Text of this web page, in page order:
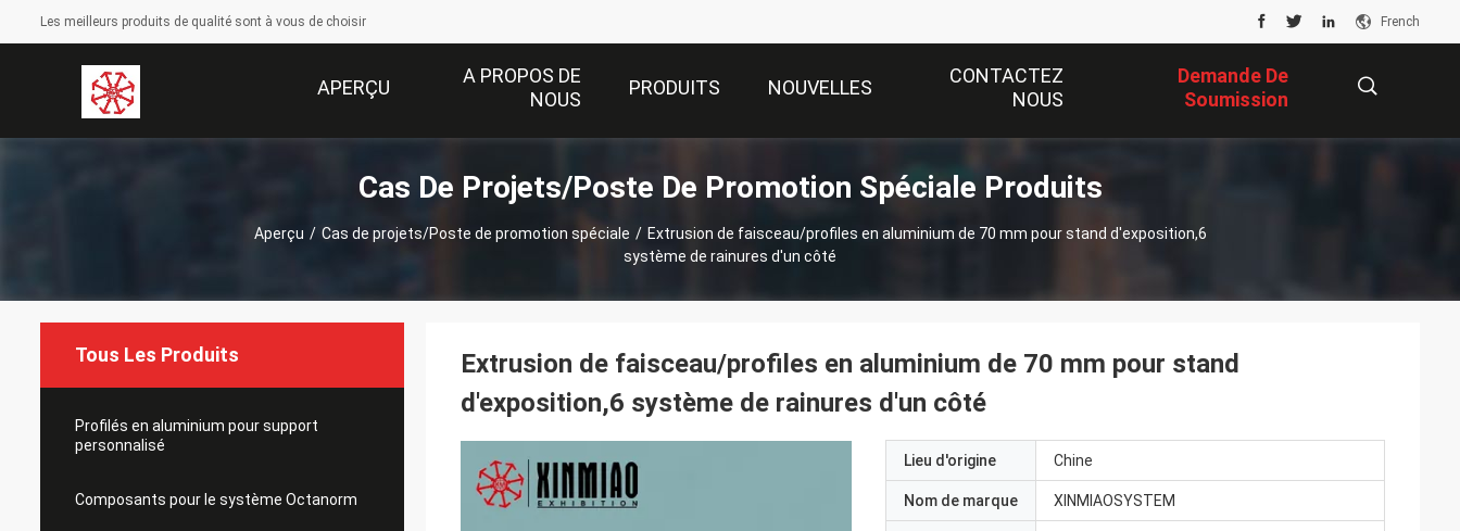
Les meilleurs produits de qualité sont à vous de choisir French
APERÇU
A PROPOS DE
NOUS
PRODUITS NOUVELLES
CONTACTEZ
NOUS
Demande De
Soumission
Cas De Projets/Poste De Promotion Spéciale Produits
Aperçu / Cas de projets/Poste de promotion spéciale / Extrusion de faisceau/profiles en aluminium de 70 mm pour stand d'exposition,6
système de rainures d'un côté
Tous Les Produits
Profilés en aluminium pour support
personnalisé
Composants pour le système Octanorm
Extrusion de faisceau/profiles en aluminium de 70 mm pour stand
d'exposition,6 système de rainures d'un côté
Lieu d'origine Chine
Nom de marque XINMIAOSYSTEM